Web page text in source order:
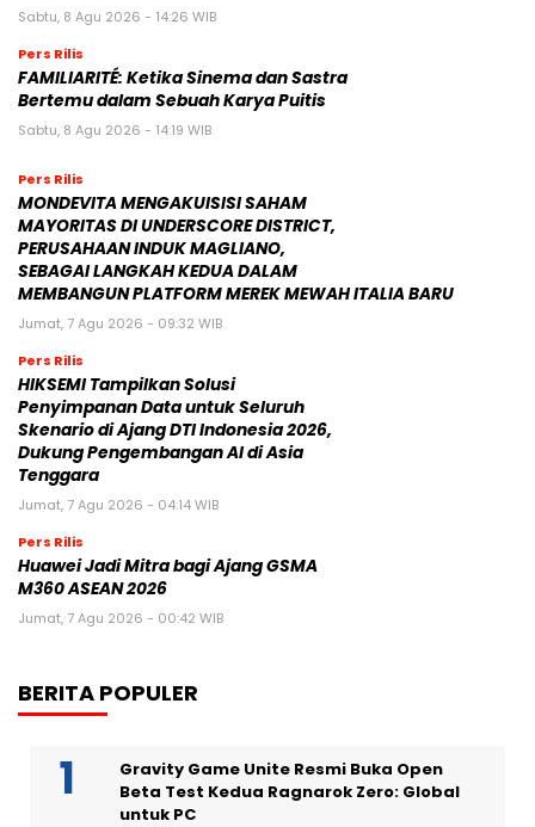
Sabtu, 8 Agu 2026 - 14:26 WIB
Pers Rilis
FAMILIARITÉ: Ketika Sinema dan Sastra
Bertemu dalam Sebuah Karya Puitis
Sabtu, 8 Agu 2026 - 14:19 WIB
Pers Rilis
MONDEVITA MENGAKUISISI SAHAM
MAYORITAS DI UNDERSCORE DISTRICT,
PERUSAHAAN INDUK MAGLIANO,
SEBAGAI LANGKAH KEDUA DALAM
MEMBANGUN PLATFORM MEREK MEWAH ITALIA BARU
Jumat, 7 Agu 2026 - 09:32 WIB
Pers Rilis
HIKSEMI Tampilkan Solusi
Penyimpanan Data untuk Seluruh
Skenario di Ajang DTI Indonesia 2026,
Dukung Pengembangan AI di Asia
Tenggara
Jumat, 7 Agu 2026 - 04:14 WIB
Pers Rilis
Huawei Jadi Mitra bagi Ajang GSMA
M360 ASEAN 2026
Jumat, 7 Agu 2026 - 00:42 WIB
BERITA POPULER
Gravity Game Unite Resmi Buka Open
Beta Test Kedua Ragnarok Zero: Global
untuk PC